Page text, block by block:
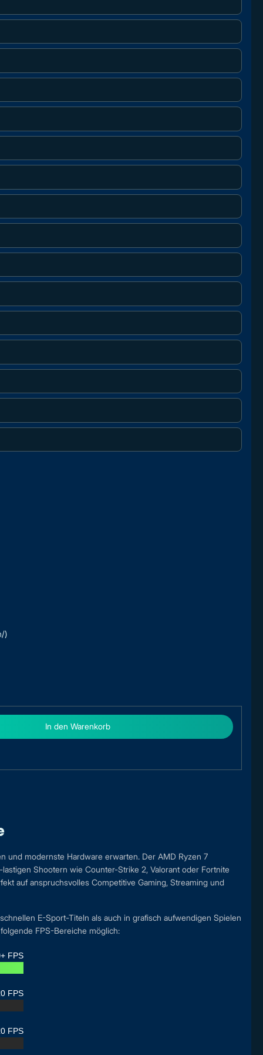
)
In den Warenkorb
und modernste Hardware erwarten. Der AMD Ryzen 7
Shootern wie Counter-Strike 2, Valorant oder Fortnite
auf anspruchsvolles Competitive Gaming, Streaming und
E-Sport-Titeln als auch in grafisch aufwendigen Spielen
FPS-Bereiche möglich:
FPS
FPS
FPS